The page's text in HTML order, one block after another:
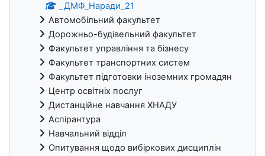
_ДМФ_Наради_21
Автомобільний факультет
Дорожньо-будівельний факультет
Факультет управління та бізнесу
Факультет транспортних систем
Факультет підготовки іноземних громадян
Центр освітніх послуг
Дистанційне навчання ХНАДУ
Аспірантура
Навчальний відділ
Опитування щодо вибіркових дисциплін